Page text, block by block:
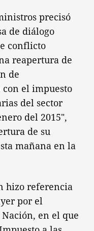
precisó
de diálogo
conflicto
reapertura de
de
el impuesto
del sector
del 2015",
de su
mañana en la
hizo referencia
por el
en el que